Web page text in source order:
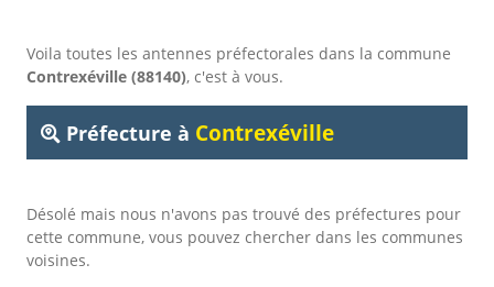
Voila toutes les antennes préfectorales dans la commune
Contrexéville (88140), c'est à vous.
Préfecture à Contrexéville
Désolé mais nous n'avons pas trouvé des préfectures pour
cette commune, vous pouvez chercher dans les communes
voisines.